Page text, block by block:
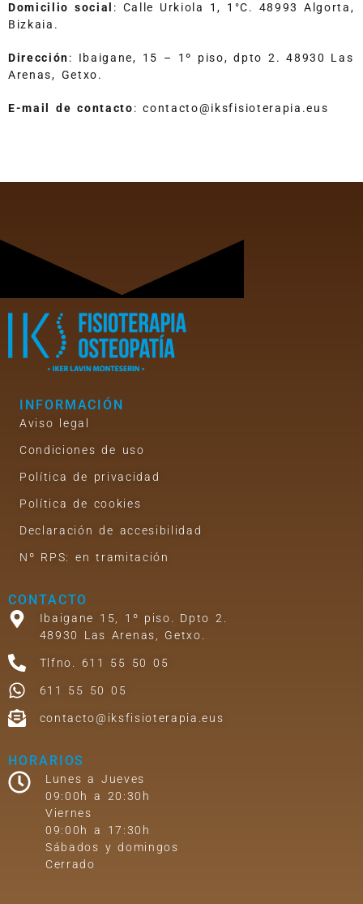
Domicilio social : Calle Urkiola 1, 1°C. 48993 Algorta,
Bizkaia.
Dirección: Ibaigane, 15 – 1º piso, dpto 2. 48930 Las
Arenas, Getxo.
E-mail de contacto: contacto@iksfisioterapia.eus
INFORMACIÓN
Aviso legal
Condiciones de uso
Política de privacidad
Política de cookies
Declaración de accesibilidad
Nº RPS: en tramitación
CONTACTO
Ibaigane 15, 1º piso. Dpto 2.
48930 Las Arenas, Getxo.
Tlfno. 611 55 50 05
611 55 50 05
contacto@iksfisioterapia.eus
HORARIOS
Lunes a Jueves
09:00h a 20:30h
Viernes
09:00h a 17:30h
Sábados y domingos
Cerrado